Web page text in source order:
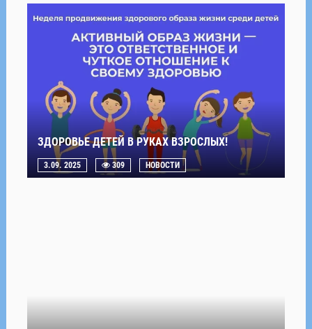
ЗДОРОВЬЕ ДЕТЕЙ В РУКАХ ВЗРОСЛЫХ!
3.09. 2025 309 НОВОСТИ